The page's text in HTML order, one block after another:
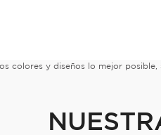
colores y diseños lo mejor